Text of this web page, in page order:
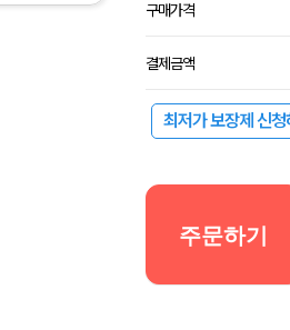
구매가격
결제금액
최저가 보장제 신청
주문하기